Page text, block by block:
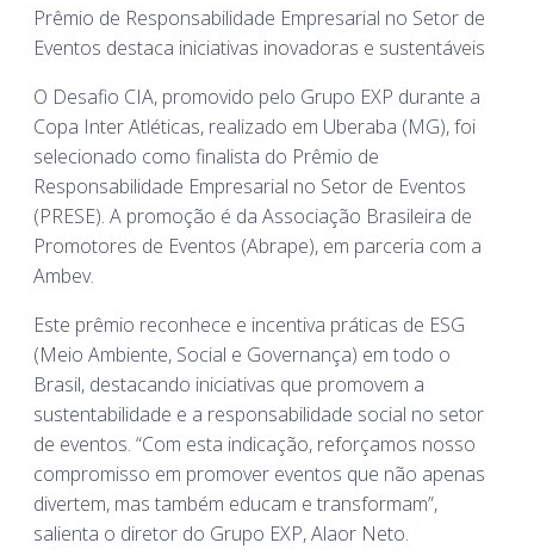
Prêmio de Responsabilidade Empresarial no Setor de
Eventos destaca iniciativas inovadoras e sustentáveis
O Desafio CIA, promovido pelo Grupo EXP durante a
Copa Inter Atléticas, realizado em Uberaba (MG), foi
selecionado como finalista do Prêmio de
Responsabilidade Empresarial no Setor de Eventos
(PRESE). A promoção é da Associação Brasileira de
Promotores de Eventos (Abrape), em parceria com a
Ambev.
Este prêmio reconhece e incentiva práticas de ESG
(Meio Ambiente, Social e Governança) em todo o
Brasil, destacando iniciativas que promovem a
sustentabilidade e a responsabilidade social no setor
de eventos. “Com esta indicação, reforçamos nosso
compromisso em promover eventos que não apenas
divertem, mas também educam e transformam”,
salienta o diretor do Grupo EXP, Alaor Neto.